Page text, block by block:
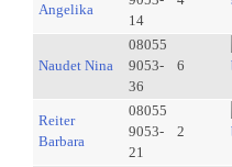
Angelika
14
Naudet Nina
08055
9053-
36
6
Reiter
Barbara
08055
9053-
21
2